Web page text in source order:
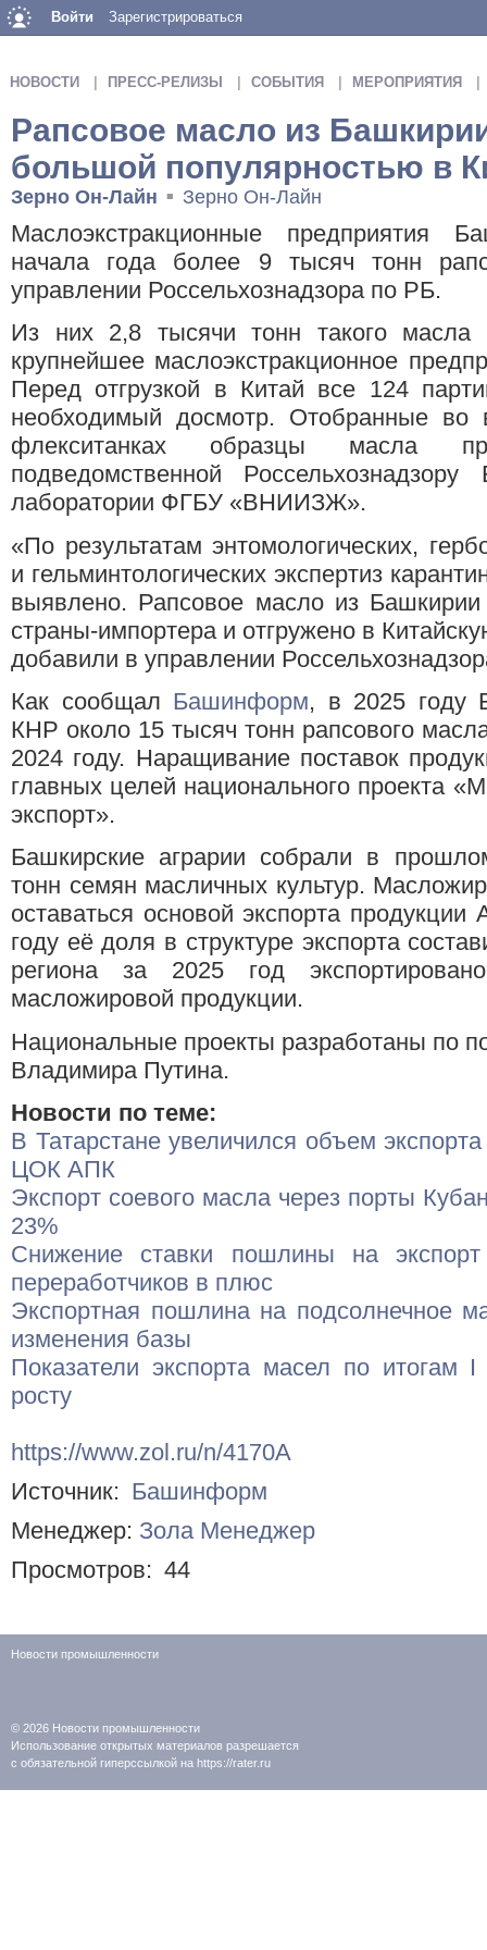
Войти Зарегистрироваться
НОВОСТИ ПРЕСС-РЕЛИЗЫ СОБЫТИЯ МЕРОПРИЯТИЯ
Рапсовое масло из
большой популярностью в
Зерно Он-Лайн ■ Зерно Он-Лайн
Маслоэкстракционные предприятия
начала года более 9 тысяч тонн
управлении Россельхознадзора по РБ.
Из них 2,8 тысячи тонн такого масла
крупнейшее маслоэкстракционное
Перед отгрузкой в Китай все 124
необходимый досмотр. Отобранные во
флекситанках образцы масла
подведомственной Россельхознадзору
лаборатории ФГБУ «ВНИИЗЖ».
«По результатам энтомологических,
и гельминтологических экспертиз
выявлено. Рапсовое масло из Башкирии
страны-импортера и отгружено в
добавили в управлении
Как сообщал Башинформ, в 2025 году
КНР около 15 тысяч тонн рапсового
2024 году. Наращивание поставок
главных целей национального проекта
экспорт».
Башкирские аграрии собрали в
тонн семян масличных культур.
оставаться основой экспорта
году её доля в структуре экспорта
региона за 2025 год
масложировой продукции.
Национальные проекты разработаны по
Владимира Путина.
Новости по теме:
В Татарстане увеличился объем
ЦОК АПК
Экспорт соевого масла через порты
23%
Снижение ставки пошлины на
переработчиков в плюс
Экспортная пошлина на подсолнечное
изменения базы
Показатели экспорта масел по итогам
росту
https://www.zol.ru/n/4170A
Источник: Башинформ
Менеджер: Зола Менеджер
Просмотров: 44
Новости промышленности
© 2026 Новости промышленности
Использование открытых материалов разрешается
с обязательной гиперссылкой на https://rater.ru